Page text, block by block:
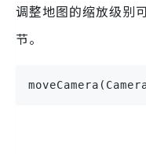
调整地图的缩放级别
节。